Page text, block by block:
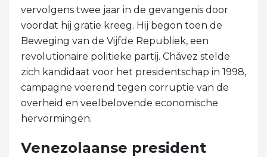
vervolgens twee jaar in de gevangenis door
voordat hij gratie kreeg. Hij begon toen de
Beweging van de Vijfde Republiek, een
revolutionaire politieke partij. Chávez stelde
zich kandidaat voor het presidentschap in 1998,
campagne voerend tegen corruptie van de
overheid en veelbelovende economische
hervormingen.
Venezolaanse president